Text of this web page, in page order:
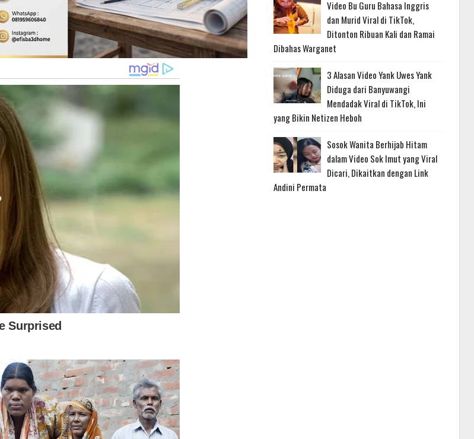
Video Bu Guru Bahasa Inggris
dan Murid Viral di TikTok,
Ditonton Ribuan Kali dan Ramai
Dibahas Warganet
3 Alasan Video Yank Uwes Yank
Diduga dari Banyuwangi
Mendadak Viral di TikTok, Ini
yang Bikin Netizen Heboh
Sosok Wanita Berhijab Hitam
dalam Video Sok Imut yang Viral
Dicari, Dikaitkan dengan Link
Andini Permata